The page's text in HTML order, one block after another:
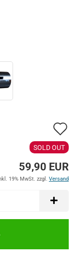
SOLD OUT
59,90 EUR
19% MwSt. zzgl. Versand